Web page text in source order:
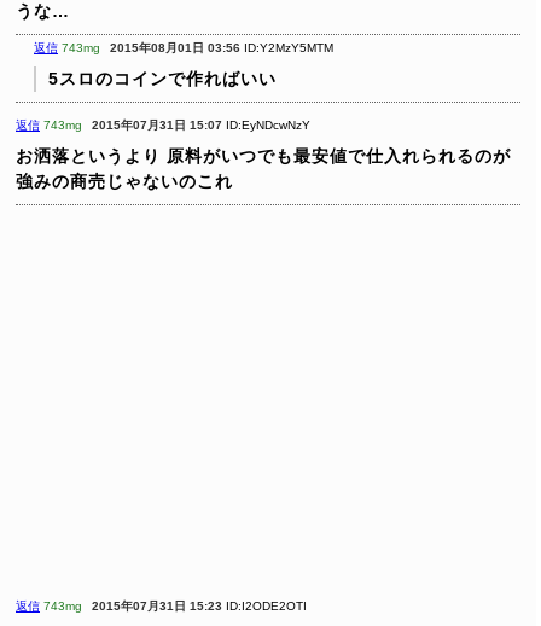
うな…
返信 743mg 2015年08月01日 03:56 ID:Y2MzY5MTM
5スロのコインで作ればいい
返信 743mg 2015年07月31日 15:07 ID:EyNDcwNzY
お洒落というより
原料がいつでも最安値で仕入れられるのが
強みの商売じゃないのこれ
返信 743mg 2015年07月31日 15:23 ID:I2ODE2OTI